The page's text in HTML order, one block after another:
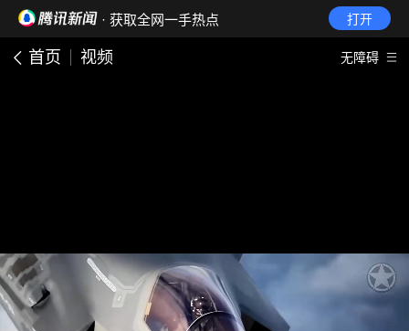
· 获取全网一手热点 打开
首页 视频 无障碍